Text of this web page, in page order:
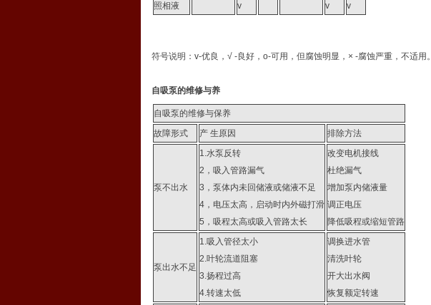
照相液
v v v
符号说明：v-优良，√ -良好，o-可用，但腐蚀明显，× -腐蚀严重，不适用。
自吸泵的维修与养
自吸泵的维修与保养
故障形式
产 生原因 排除方法
泵不出水
1.水泵反转
2，吸入管路漏气
3，泵体内未回储液或储液不足
4，电压太高，启动时内外磁打滑
5，吸程太高或吸入管路太长
改变电机接线
杜绝漏气
增加泵内储液量
调正电压
降低吸程或缩短管路
泵出水不足
1.吸入管径太小
2.叶轮流道阻塞
3.扬程过高
4.转速太低
调换进水管
清洗叶轮
开大出水阀
恢复额定转速